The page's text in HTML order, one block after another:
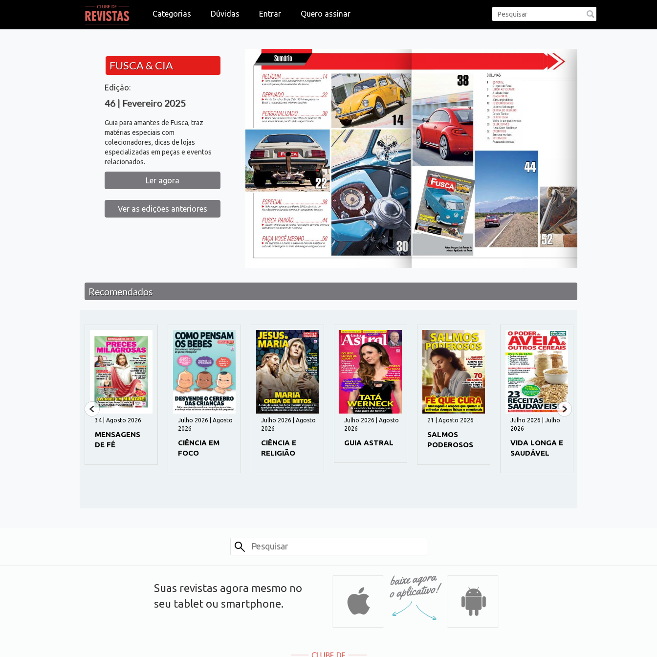
Categorias Dúvidas Entrar Quero assinar
FUSCA & CIA
Edição:
46 | Fevereiro 2025
Guia para amantes de Fusca, traz
matérias especiais com
colecionadores, dicas de lojas
especializadas em peças e eventos
relacionados.
Ler agora
Ver as edições anteriores
Recomendados
34 | Agosto 2026
MENSAGENS
DE FÉ
Julho 2026 | Agosto
2026
CIÊNCIA EM
FOCO
Julho 2026 | Agosto
2026
CIÊNCIA E
RELIGIÃO
Julho 2026 | Agosto
2026
GUIA ASTRAL
21 | Agosto 2026
SALMOS
PODEROSOS
Julho 2026 | Julho
2026
VIDA LONGA E
SAUDÁVEL
Suas revistas agora mesmo no
seu tablet ou smartphone.